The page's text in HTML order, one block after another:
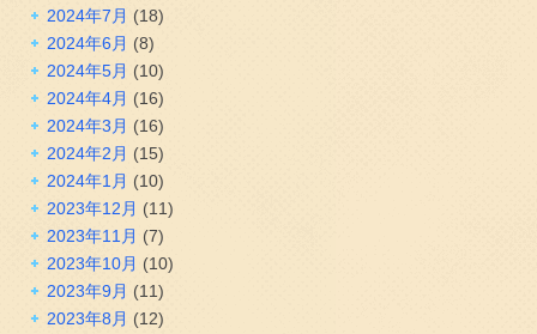
2024年7月 (18)
2024年6月 (8)
2024年5月 (10)
2024年4月 (16)
2024年3月 (16)
2024年2月 (15)
2024年1月 (10)
2023年12月 (11)
2023年11月 (7)
2023年10月 (10)
2023年9月 (11)
2023年8月 (12)